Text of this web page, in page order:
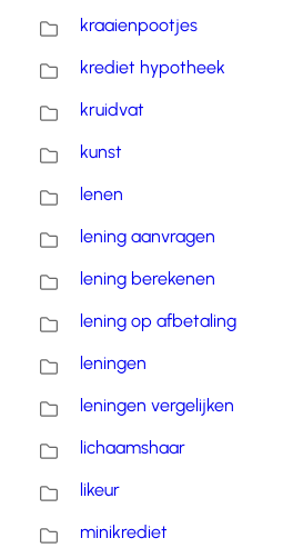
kraaienpootjes
krediet hypotheek
kruidvat
kunst
lenen
lening aanvragen
lening berekenen
lening op afbetaling
leningen
leningen vergelijken
lichaamshaar
likeur
minikrediet